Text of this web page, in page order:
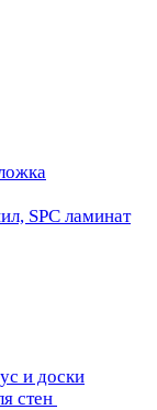
SPC ламинат
и доски
стен